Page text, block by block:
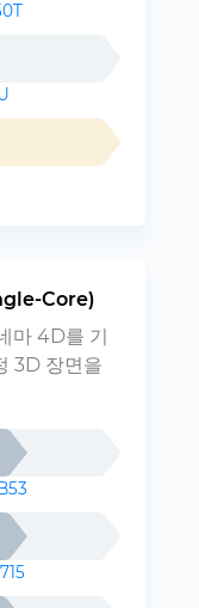
Core)
마 4D를 기
3D 장면을